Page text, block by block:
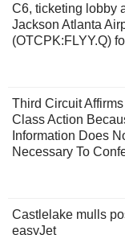
C6, ticketing lobby
Jackson Atlanta
(OTCPK:FLYY.Q)
Third Circuit
Class Action
Information Does
Necessary To
Castlelake mulls
easyJet